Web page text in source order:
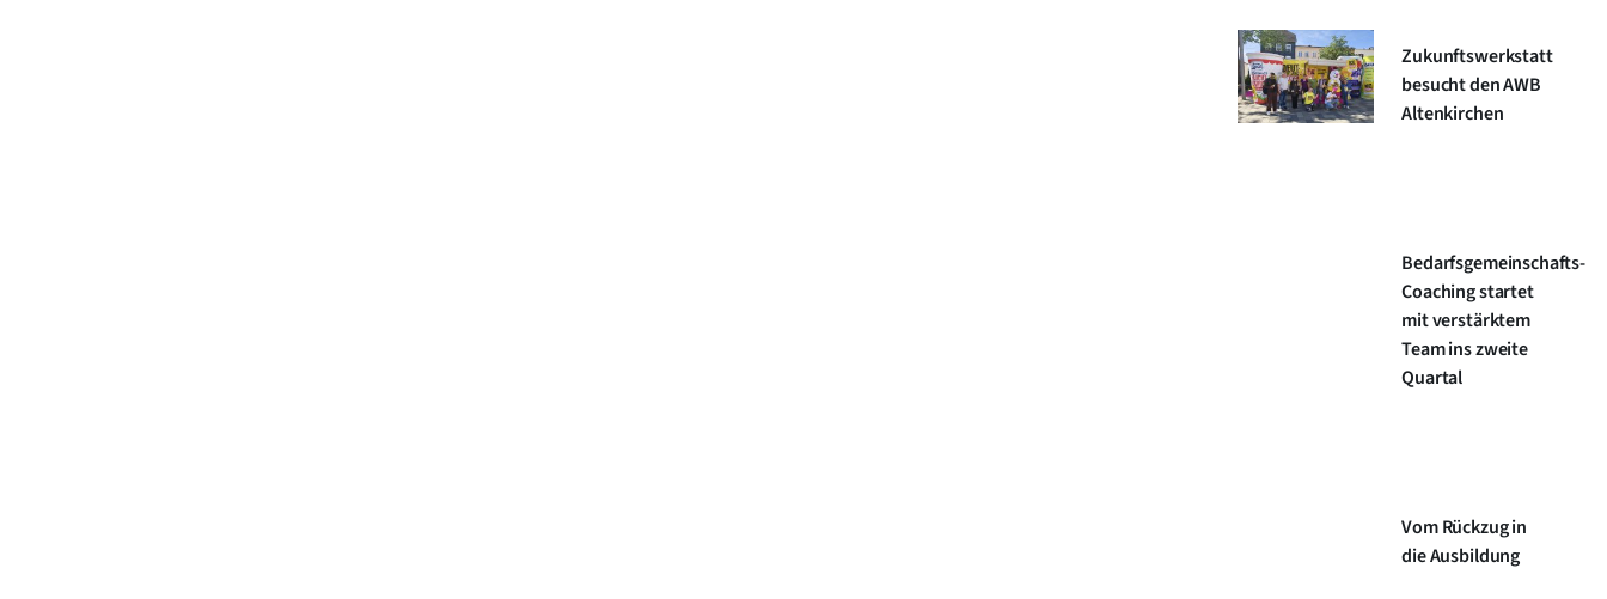
Zukunftswerkstatt
besucht den AWB
Altenkirchen
Bedarfsgemeinschafts-
Coaching startet
mit verstärktem
Team ins zweite
Quartal
Vom Rückzug in
die Ausbildung